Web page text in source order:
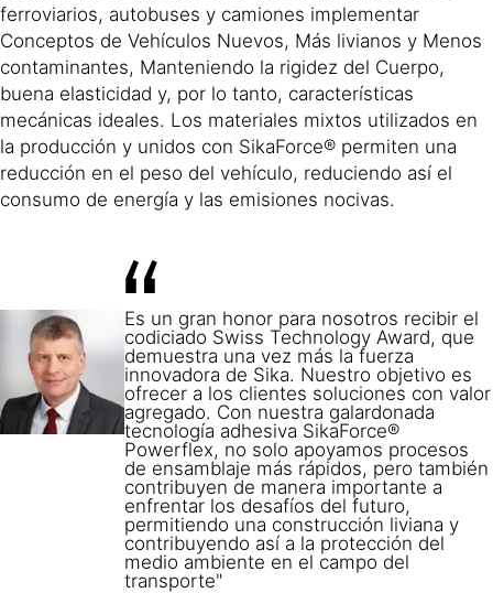
ferroviarios, autobuses y camiones implementar
Conceptos de Vehículos Nuevos, Más livianos y Menos
contaminantes, Manteniendo la rigidez del Cuerpo,
buena elasticidad y, por lo tanto, características
mecánicas ideales. Los materiales mixtos utilizados en
la producción y unidos con SikaForce® permiten una
reducción en el peso del vehículo, reduciendo así el
consumo de energía y las emisiones nocivas.
Es un gran honor para nosotros recibir el
codiciado Swiss Technology Award, que
demuestra una vez más la fuerza
innovadora de Sika. Nuestro objetivo es
ofrecer a los clientes soluciones con valor
agregado. Con nuestra galardonada
tecnología adhesiva SikaForce®
Powerflex, no solo apoyamos procesos
de ensamblaje más rápidos, pero también
contribuyen de manera importante a
enfrentar los desafíos del futuro,
permitiendo una construcción liviana y
contribuyendo así a la protección del
medio ambiente en el campo del
transporte"